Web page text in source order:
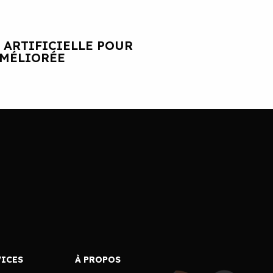
ARTIFICIELLE POUR
À PROPOS